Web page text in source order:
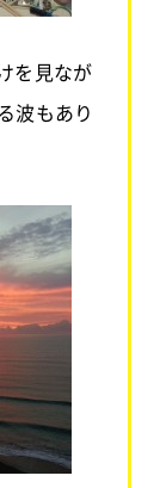
を見なが
波もあり